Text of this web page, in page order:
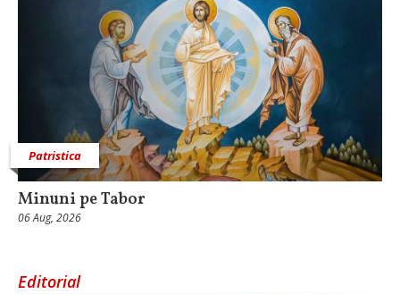
Patristica
Minuni pe Tabor
06 Aug, 2026
Editorial